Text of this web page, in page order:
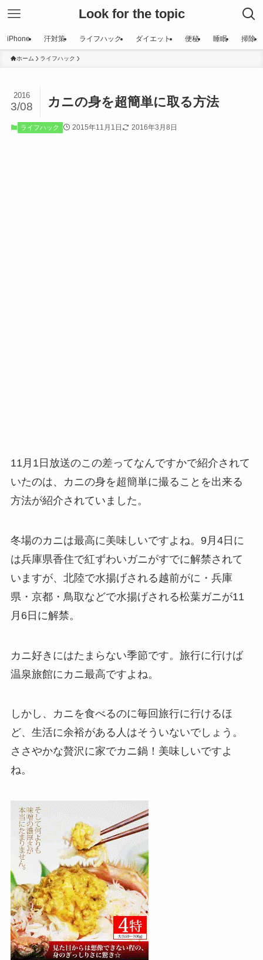
Look for the topic
iPhone 汗対策 ライフハック ダイエット 便秘 睡眠 掃除
ホーム ライフハック
カニの身を超簡単に取る方法
2016
3/08
ライフハック 2015年11月1日 2016年3月8日
11月1日放送のこの差ってなんですかで紹介されて
いたのは、カニの身を超簡単に撮ることを出来る
方法が紹介されていました。
冬場のカニは最高に美味しいですよね。9月4日に
は兵庫県香住で紅ずわいガニがすでに解禁されて
いますが、北陸で水揚げされる越前がに・兵庫
県・京都・鳥取などで水揚げされる松葉ガニが11
月6日に解禁。
カニ好きにはたまらない季節です。旅行に行けば
温泉旅館にカニ最高ですよね。
しかし、カニを食べるのに毎回旅行に行けるほ
ど、生活に余裕がある人はそういないでしょう。
ささやかな贅沢に家でカニ鍋！美味しいですよ
ね。